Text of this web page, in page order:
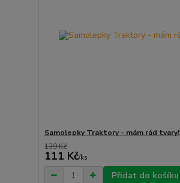
Samolepky Traktory - mám rád tvary!
139 Kč
111 Kč/ks
Přidat do košíku